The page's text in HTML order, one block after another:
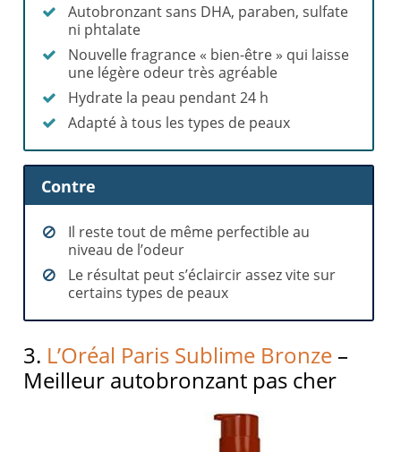
Autobronzant sans DHA, paraben, sulfate
ni phtalate
Nouvelle fragrance « bien-être » qui laisse
une légère odeur très agréable
Hydrate la peau pendant 24 h
Adapté à tous les types de peaux
Contre
Il reste tout de même perfectible au
niveau de l’odeur
Le résultat peut s’éclaircir assez vite sur
certains types de peaux
3. L’Oréal Paris Sublime Bronze –
Meilleur autobronzant pas cher